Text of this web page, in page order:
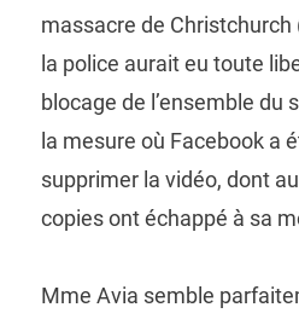
massacre de
la police aurait eu toute
blocage de l’ensemble du
la mesure où Facebook a
supprimer la vidéo, dont
copies ont échappé à sa
Mme Avia semble